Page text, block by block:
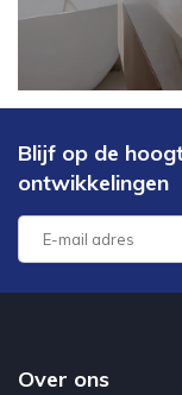
Blijf op de
ontwikkelingen
Over ons